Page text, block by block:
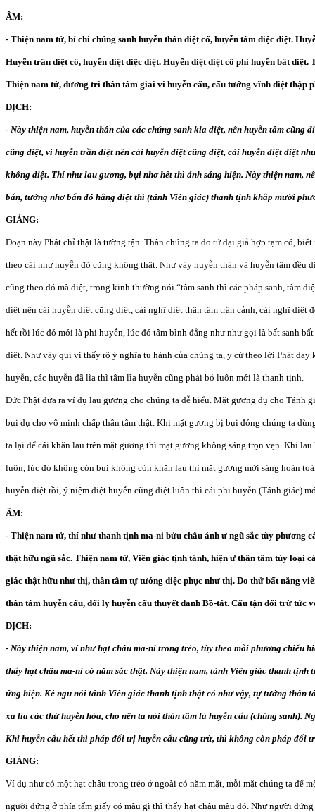
ÂM:
- Thiện nam tử, bỉ chi chúng sanh huyễn thân diệt cố, huyễn tâm diệc diệt.
Huyễn trần diệt cố, huyễn diệt diệc diệt. Huyễn diệt diệt cố phi huyễn bất
Thiện nam tử, đương tri thân tâm giai vi huyễn cấu, cấu tướng vĩnh diệt thập
DỊCH:
- Này thiện nam, huyễn thân của các chúng sanh kia diệt, nên huyễn tâm cũng
cũng diệt, vì huyễn trần diệt nên cái huyễn diệt cũng diệt, cái huyễn diệt diệt
không diệt. Thí như lau gương, bụi nhơ hết thì ánh sáng hiện. Này thiện nam,
bẩn, tướng nhơ bẩn đó hằng diệt thì (tánh Viên giác) thanh tịnh khắp mười
GIẢNG:
Đoạn này Phật chỉ thật là tường tận. Thân chúng ta do tứ đại giả hợp tạm có,
theo cái như huyễn đó cũng không thật. Như vậy huyễn thân và huyễn tâm đều
cũng theo đó mà diệt, trong kinh thường nói “tâm sanh thì các pháp sanh, tâm
diệt nên cái huyễn diệt cũng diệt, cái nghĩ diệt thân tâm trần cảnh, cái nghĩ diệt
hết rồi lúc đó mới là phi huyễn, lúc đó tâm bình đẳng như như gọi là bất sanh
diệt. Như vậy quí vị thấy rõ ý nghĩa tu hành của chúng ta, y cứ theo lời Phật dạy
huyễn, các huyễn đã lìa thì tâm lìa huyễn cũng phải bỏ luôn mới là thanh tịnh.
Đức Phật đưa ra ví dụ lau gương cho chúng ta dễ hiểu. Mặt gương dụ cho Tánh
bụi dụ cho vô minh chấp thân tâm thật. Khi mặt gương bị bụi đóng chúng ta
ta lại để cái khăn lau trên mặt gương thì mặt gương không sáng trọn vẹn. Khi
luôn, lúc đó không còn bụi không còn khăn lau thì mặt gương mới sáng hoàn
huyễn diệt rồi, ý niệm diệt huyễn cũng diệt luôn thì cái phi huyễn (Tánh giác)
ÂM:
- Thiện nam tử, thí như thanh tịnh ma-ni bửu châu ánh ư ngũ sắc tùy phương
thật hữu ngũ sắc. Thiện nam tử, Viên giác tịnh tánh, hiện ư thân tâm tùy loại
giác thật hữu như thị, thân tâm tự tướng diệc phục như thị. Do thử bất năng
thân tâm huyễn cấu, đối ly huyễn cấu thuyết danh Bồ-tát. Cấu tận đối trừ tức
DỊCH:
- Này thiện nam, ví như hạt châu ma-ni trong trẻo, tùy theo mỗi phương chiếu
thấy hạt châu ma-ni có năm sắc thật. Này thiện nam, tánh Viên giác thanh tịnh
ứng hiện. Kẻ ngu nói tánh Viên giác thanh tịnh thật có như vậy, tự tướng thân
xa lìa các thứ huyễn hóa, cho nên ta nói thân tâm là huyễn cấu (chúng sanh).
Khi huyễn cấu hết thì pháp đối trị huyễn cấu cũng trừ, thì không còn pháp đối
GIẢNG:
Ví dụ như có một hạt châu trong trẻo ở ngoài có năm mặt, mỗi mặt chúng ta để
người đứng ở phía tấm giấy có màu gì thì thấy hạt châu màu đó. Như người